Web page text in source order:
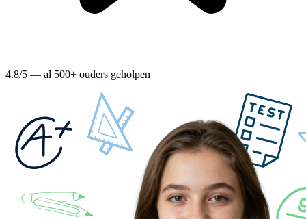
4.8/5 — al 500+ ouders geholpen